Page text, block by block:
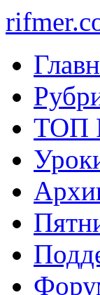
ТОП